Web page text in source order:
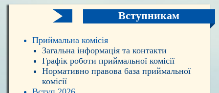
Вступникам
Приймальна комісія
Загальна інформація та контакти
Графік роботи приймальної комісії
Нормативно правова база приймальної
комісії